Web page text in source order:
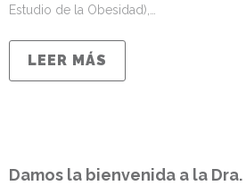
Estudio de la Obesidad),…
LEER MÁS
Damos la bienvenida a la